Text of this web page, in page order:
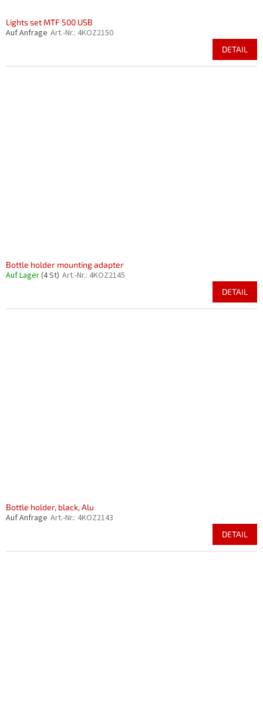
Lights set MTF 500 USB
Auf Anfrage Art.-Nr.: 4KOZ2150
DETAIL
Bottle holder mounting adapter
Auf Lager(4 St) Art.-Nr.: 4KOZ2145
DETAIL
Bottle holder, black, Alu
Auf Anfrage Art.-Nr.: 4KOZ2143
DETAIL